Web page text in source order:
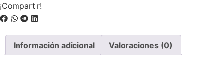
¡Compartir!
Información adicional Valoraciones (0)